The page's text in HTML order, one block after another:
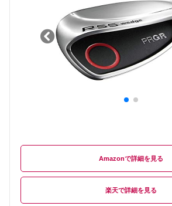
Amazon
楽天